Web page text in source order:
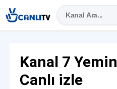
Kanal 7 Yemin
Canlı izle